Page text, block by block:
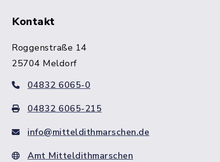
Kontakt
Roggenstraße 14
25704 Meldorf
04832 6065-0
04832 6065-215
info@mitteldithmarschen.de
Amt Mitteldithmarschen